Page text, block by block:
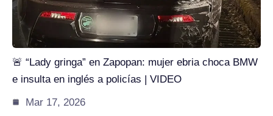
🚨 “Lady gringa” en Zapopan: mujer ebria choca BMW
e insulta en inglés a policías | VIDEO
Mar 17, 2026